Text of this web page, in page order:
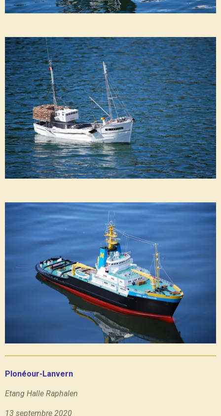
Plonéour-Lanvern
Etang Halle Raphalen
13 septembre 2020